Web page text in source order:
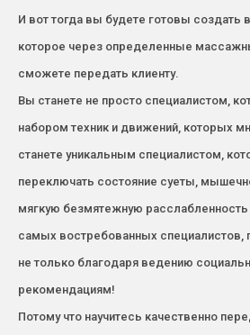
И вот тогда вы будете готовы создать
которое через определенные
сможете передать клиенту.
Вы станете не просто специалистом,
набором техник и движений, которых
станете уникальным специалистом,
переключать состояние суеты,
мягкую безмятежную расслабленность
самых востребованных специалистов,
не только благодаря ведению
рекомендациям!
Потому что научитесь качественно